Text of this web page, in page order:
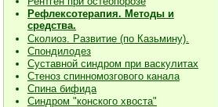
Рефлексотерапия. Методы и
средства.
Сколиоз. Развитие (по Казьмину).
Спондилодез
Суставной синдром при васкулитах
Стеноз спинномозгового канала
Спина бифида
Синдром "конского хвоста"